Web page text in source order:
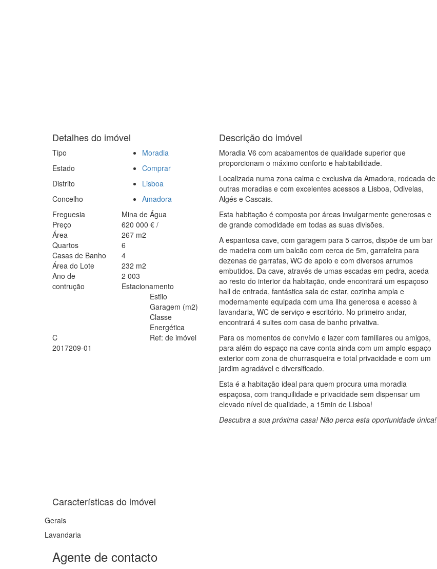
Detalhes do imóvel
Tipo
Moradia
Estado
Comprar
Distrito
Lisboa
Concelho
Amadora
Freguesia
Mina de Água
Preço
620 000€/
Área
267 m2
Quartos
6
Casas de Banho
4
Área do Lote
232 m2
Ano de
contrução
2 003
Estacionamento
Estilo
Garagem (m2)
Classe
Energética
C
Ref: de imóvel
2017209-01
Descrição do imóvel
Moradia V6 com acabamentos de qualidade superior que
proporcionam o máximo conforto e habitabilidade.
Localizada numa zona calma e exclusiva da Amadora, rodeada de
outras moradias e com excelentes acessos a Lisboa, Odivelas,
Algés e Cascais.
Esta habitação é composta por áreas invulgarmente generosas e
de grande comodidade em todas as suas divisões.
A espantosa cave, com garagem para 5 carros, dispõe de um bar
de madeira com um balcão com cerca de 5m, garrafeira para
dezenas de garrafas, WC de apoio e com diversos arrumos
embutidos. Da cave, através de umas escadas em pedra, aceda
ao resto do interior da habitação, onde encontrará um espaçoso
hall de entrada, fantástica sala de estar, cozinha ampla e
modernamente equipada com uma ilha generosa e acesso à
lavandaria, WC de serviço e escritório. No primeiro andar,
encontrará 4 suites com casa de banho privativa.
Para os momentos de convívio e lazer com familiares ou amigos,
para além do espaço na cave conta ainda com um amplo espaço
exterior com zona de churrasqueira e total privacidade e com um
jardim agradável e diversificado.
Esta é a habitação ideal para quem procura uma moradia
espaçosa, com tranquilidade e privacidade sem dispensar um
elevado nível de qualidade, a 15min de Lisboa!
Descubra a sua próxima casa! Não perca esta oportunidade única!
Características do imóvel
Gerais
Lavandaria
Agente de contacto